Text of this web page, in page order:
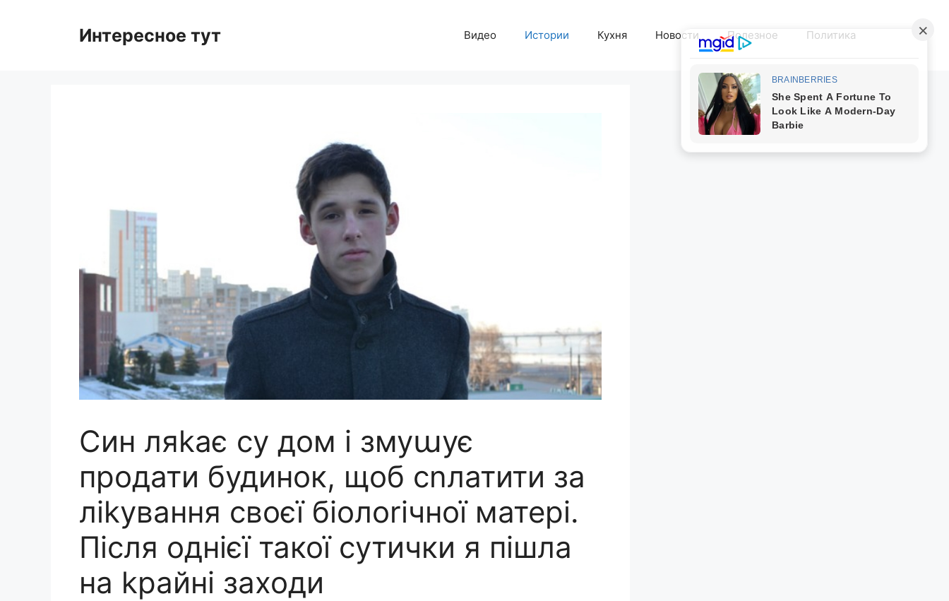
Интересное тут Видео Истории Кухня Новости Полезное Политика
Син ляkає су дом і змуաує
продати будинок, щоб сnлатити за
ліkування своєї біолоrічної матері.
Після однієї такої сутички я пішла
на kрайні заходи